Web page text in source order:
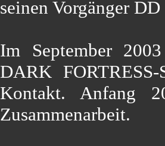
seinen Vorgänger
Im September
DARK
Kontakt. Anfang
Zusammenarbeit.